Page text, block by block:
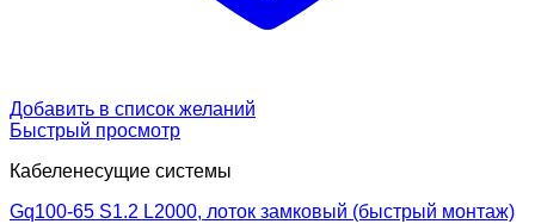
Добавить в список желаний
Быстрый просмотр
Кабеленесущие системы
Gq100-65 S1.2 L2000, лоток замковый (быстрый монтаж)